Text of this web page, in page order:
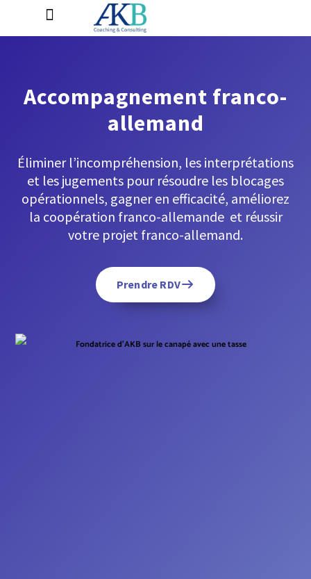
Accompagnement franco-
allemand
Éliminer l’incompréhension, les interprétations
et les jugements pour résoudre les blocages
opérationnels, gagner en efficacité, améliorez
la coopération franco-allemande et réussir
votre projet franco-allemand.
Prendre RDV